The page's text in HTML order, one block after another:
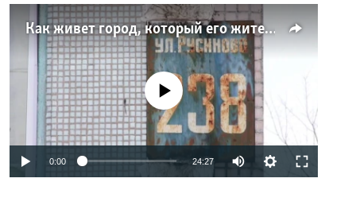
Как живет город, который его жители никогда не видели. Неизвестная Россия
No media source currently available
0:00 24:27